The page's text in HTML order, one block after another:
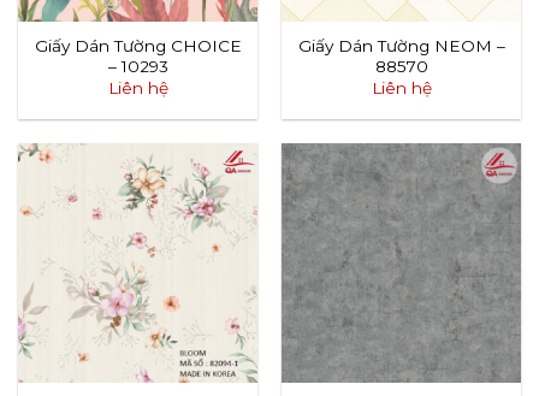
Giấy Dán Tường CHOICE
– 10293
Liên hệ
Giấy Dán Tường NEOM –
88570
Liên hệ